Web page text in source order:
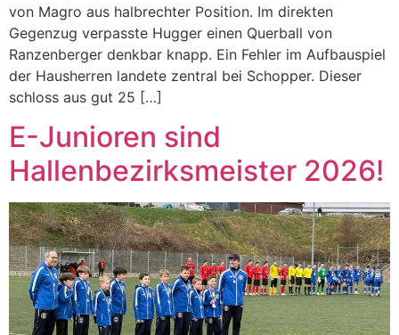
von Magro aus halbrechter Position. Im direkten
Gegenzug verpasste Hugger einen Querball von
Ranzenberger denkbar knapp. Ein Fehler im Aufbauspiel
der Hausherren landete zentral bei Schopper. Dieser
schloss aus gut 25 […]
E-Junioren sind
Hallenbezirksmeister 2026!